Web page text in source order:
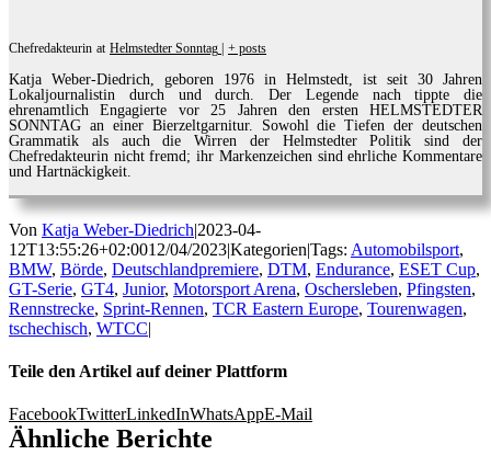
Chefredakteurin at Helmstedter Sonntag + posts
Katja Weber-Diedrich, geboren 1976 in Helmstedt, ist seit 30 Jahren
Lokaljournalistin durch und durch. Der Legende nach tippte die
ehrenamtlich Engagierte vor 25 Jahren den ersten HELMSTEDTER
SONNTAG an einer Bierzeltgarnitur. Sowohl die Tiefen der deutschen
Grammatik als auch die Wirren der Helmstedter Politik sind der
Chefredakteurin nicht fremd; ihr Markenzeichen sind ehrliche Kommentare
und Hartnäckigkeit.
Von Katja Weber-Diedrich|2023-04-
12T13:55:26+02:0012/04/2023|Kategorien|Tags: Automobilsport,
BMW, Börde, Deutschlandpremiere, DTM, Endurance, ESET Cup,
GT-Serie, GT4, Junior, Motorsport Arena, Oschersleben, Pfingsten,
Rennstrecke, Sprint-Rennen, TCR Eastern Europe, Tourenwagen,
tschechisch, WTCC|
Teile den Artikel auf deiner Plattform
FacebookTwitterLinkedInWhatsAppE-Mail
Ähnliche Berichte